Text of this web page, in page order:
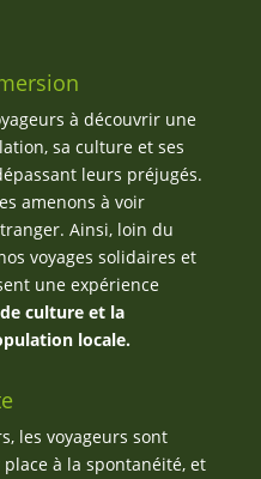
à découvrir une
sa culture et ses
leurs préjugés.
amenons à voir
Ainsi, loin du
voyages solidaires et
une expérience
culture et la
locale.
les voyageurs sont
à la spontanéité, et